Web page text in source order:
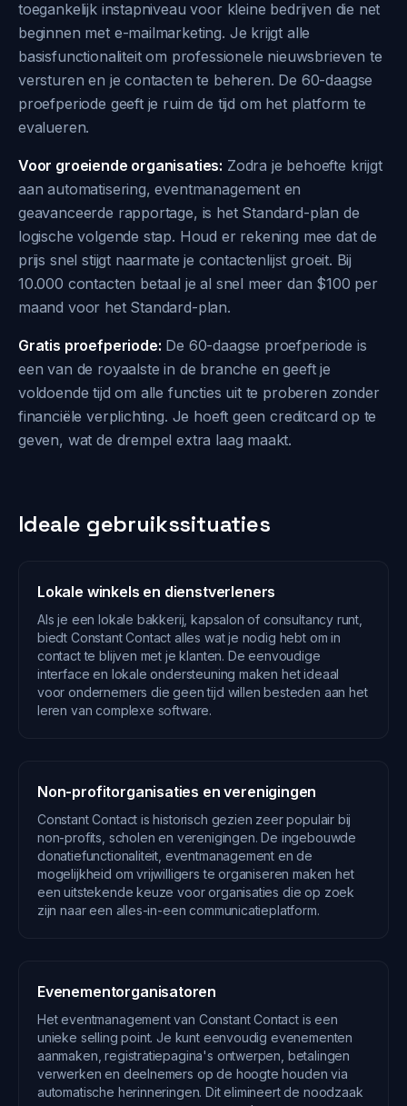
toegankelijk instapniveau voor kleine bedrijven die net
beginnen met e-mailmarketing. Je krijgt alle
basisfunctionaliteit om professionele nieuwsbrieven te
versturen en je contacten te beheren. De 60-daagse
proefperiode geeft je ruim de tijd om het platform te
evalueren.
Voor groeiende organisaties: Zodra je behoefte krijgt
aan automatisering, eventmanagement en
geavanceerde rapportage, is het Standard-plan de
logische volgende stap. Houd er rekening mee dat de
prijs snel stijgt naarmate je contactenlijst groeit. Bij
10.000 contacten betaal je al snel meer dan $100 per
maand voor het Standard-plan.
Gratis proefperiode: De 60-daagse proefperiode is
een van de royaalste in de branche en geeft je
voldoende tijd om alle functies uit te proberen zonder
financiële verplichting. Je hoeft geen creditcard op te
geven, wat de drempel extra laag maakt.
Ideale gebruikssituaties
Lokale winkels en dienstverleners
Als je een lokale bakkerij, kapsalon of consultancy runt,
biedt Constant Contact alles wat je nodig hebt om in
contact te blijven met je klanten. De eenvoudige
interface en lokale ondersteuning maken het ideaal
voor ondernemers die geen tijd willen besteden aan het
leren van complexe software.
Non-profitorganisaties en verenigingen
Constant Contact is historisch gezien zeer populair bij
non-profits, scholen en verenigingen. De ingebouwde
donatiefunctionaliteit, eventmanagement en de
mogelijkheid om vrijwilligers te organiseren maken het
een uitstekende keuze voor organisaties die op zoek
zijn naar een alles-in-een communicatieplatform.
Evenementorganisatoren
Het eventmanagement van Constant Contact is een
unieke selling point. Je kunt eenvoudig evenementen
aanmaken, registratiepagina's ontwerpen, betalingen
verwerken en deelnemers op de hoogte houden via
automatische herinneringen. Dit elimineert de noodzaak